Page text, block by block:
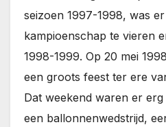
seizoen 1997-1998, was
kampioenschap te vieren
1998-1999. Op 20 mei
een groots feest ter ere
Dat weekend waren er
een ballonnenwedstrijd,